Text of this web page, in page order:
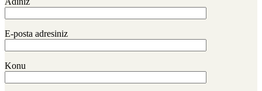
E-posta adresiniz
Konu